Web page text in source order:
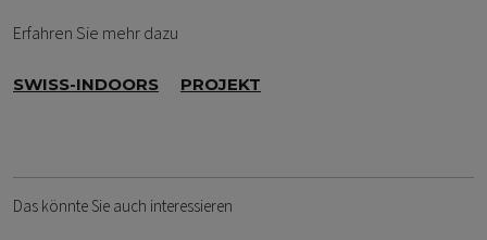
Erfahren Sie mehr dazu
SWISS-INDOORS PROJEKT
Das könnte Sie auch interessieren